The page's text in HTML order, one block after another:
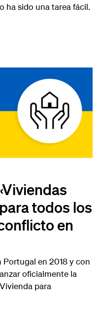
ha sido una tarea fácil.
todos los
en
Portugal en 2018 y con
oficialmente la
para